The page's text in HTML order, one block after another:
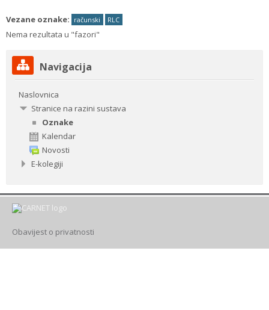
Loomen
Drugi načini prijave
Hrvatski ‎(hr)‎
Vezane oznake: računski RLC
Nema rezultata u "fazori"
Preskoči
NavigacijaNavigacija
Naslovnica
Stranice na razini sustava
Oznake
Kalendar
Novosti
E-kolegiji
Obavijest o privatnosti